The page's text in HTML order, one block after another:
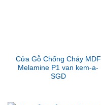
Cửa Gỗ Chống Cháy MDF
Melamine P1 van kem-a-
SGD